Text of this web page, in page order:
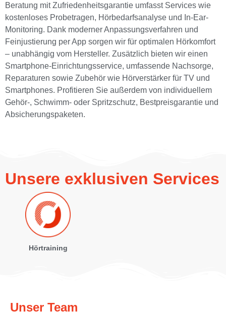
Beratung mit Zufriedenheitsgarantie umfasst Services wie
kostenloses Probetragen, Hörbedarfsanalyse und In-Ear-
Monitoring. Dank moderner Anpassungsverfahren und
Feinjustierung per App sorgen wir für optimalen Hörkomfort
– unabhängig vom Hersteller. Zusätzlich bieten wir einen
Smartphone-Einrichtungsservice, umfassende Nachsorge,
Reparaturen sowie Zubehör wie Hörverstärker für TV und
Smartphones. Profitieren Sie außerdem von individuellem
Gehör-, Schwimm- oder Spritzschutz, Bestpreisgarantie und
Absicherungspaketen.
Unsere exklusiven Services
Hörtraining
Unser Team